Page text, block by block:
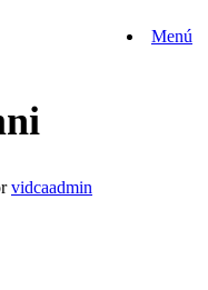
Menú
vidcaadmin